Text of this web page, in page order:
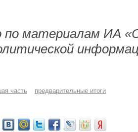
по материалам ИА
часть предварительные итоги